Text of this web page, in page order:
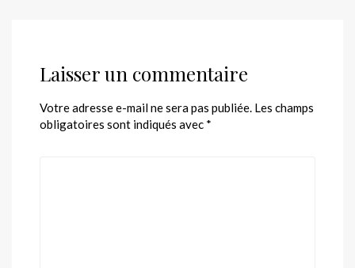
Laisser un commentaire
Votre adresse e-mail ne sera pas publiée. Les champs
obligatoires sont indiqués avec *